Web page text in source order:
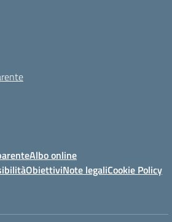
Albo online
ObiettiviNote legaliCookie Policy